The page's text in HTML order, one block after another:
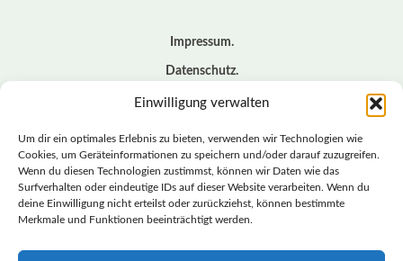
Einwilligung verwalten
Um dir ein optimales Erlebnis zu bieten, verwenden wir Technologien wie
Cookies, um Geräteinformationen zu speichern und/oder darauf zuzugreifen.
Wenn du diesen Technologien zustimmst, können wir Daten wie das
Surfverhalten oder eindeutige IDs auf dieser Website verarbeiten. Wenn du
deine Einwilligung nicht erteilst oder zurückziehst, können bestimmte
Merkmale und Funktionen beeinträchtigt werden.
Impressum
Datenschutz
Cookie – Richtlinie (EU)
© BASISDEMOKRATISCHE PARTEI DEUTSCHLAND *
LANDESVERBAND SACHSEN